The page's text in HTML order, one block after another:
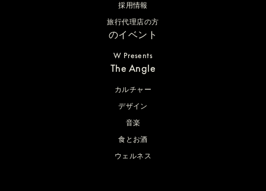
採用情報
旅行代理店の方
のイベント
W Presents
The Angle
カルチャー
デザイン
音楽
食とお酒
ウェルネス